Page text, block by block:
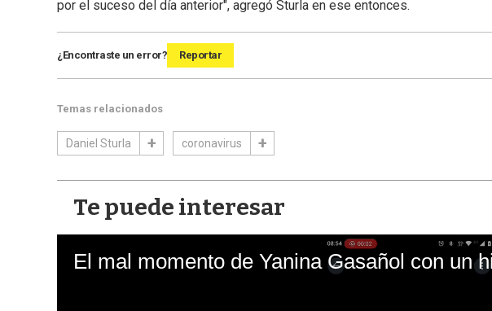
por el suceso del día anterior", agregó Sturla en ese entonces.
¿Encontraste un error? Reportar
Temas relacionados
Daniel Sturla coronavirus
Te puede interesar